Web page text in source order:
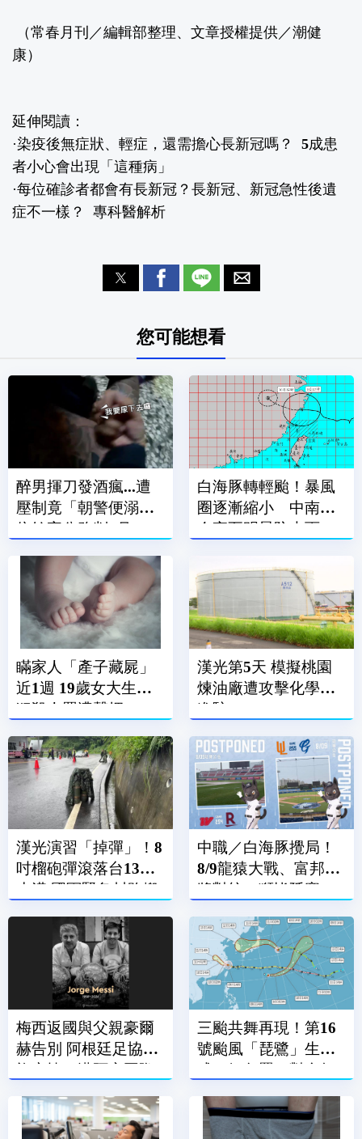
（常春月刊／編輯部整理、文章授權提供／潮健
康）
延伸閱讀：
·染疫後無症狀、輕症，還需擔心長新冠嗎？ 5成患
者小心會出現「這種病」
·每位確診者都會有長新冠？長新冠、新冠急性後遺
症不一樣？ 專科醫解析
您可能想看
醉男揮刀發酒瘋...遭
壓制竟「朝警便溺」
依妨害公務判2月
白海豚轉輕颱！暴風
圈逐漸縮小 中南部
今夜至明晨防大雨
瞞家人「產子藏屍」
近1週 19歲女大生涉
犯殺人罪遭聲押
漢光第5天 模擬桃園
煉油廠遭攻擊化學兵
進駐
漢光演習「掉彈」！8
吋榴砲彈滾落台13線
水溝 國軍緊急封路搬
中職／白海豚攪局！
8/9龍猿大戰、富邦悍
將對統一獅皆延賽
梅西返國與父親豪爾
赫告別 阿根廷足協降
旗哀悼、邁阿密國際
三颱共舞再現！第16
號颱風「琵鷺」生
成 氣象署：對台無